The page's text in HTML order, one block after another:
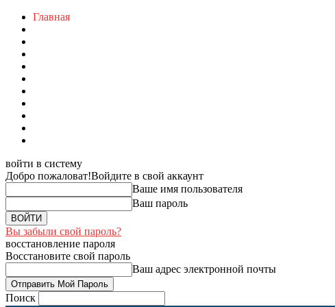
Главная
войти в систему
Добро пожаловат!Войдите в свой аккаунт
Ваше имя пользователя
Ваш пароль
Вы забыли свой пароль?
восстановление пароля
Восстановите свой пароль
Ваш адрес электронной почты
Поиск